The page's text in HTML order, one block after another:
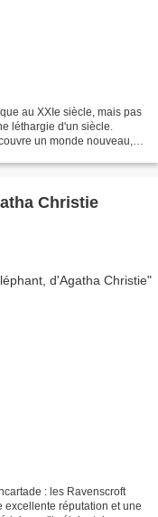
au XXIe siècle, mais pas
léthargie d'un siècle.
un monde nouveau,
Christie
: les Ravenscroft
excellente réputation et une